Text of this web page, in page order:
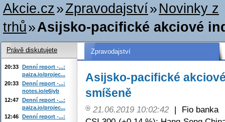
Akcie.cz»Zpravodajství» Novinky z
trhů»Asijsko-pacifické akciové
Zpravodajství
Asijsko-pacifické
smíšeně
21.06.2019 10:02:42 |
Fio banka
Právě diskutujete
20:33 Denní report -...:
paiza.io/projec...
20:33 Denní report -...:
notes.io/e6iyb
12:47 Denní report -...:
paiza.io/projec...
12:46 Denní report -...: